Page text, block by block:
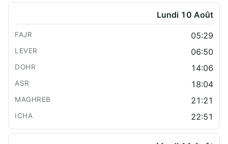
Lundi 10 Août
05:29
06:50
14:06
18:04
21:21
22:51